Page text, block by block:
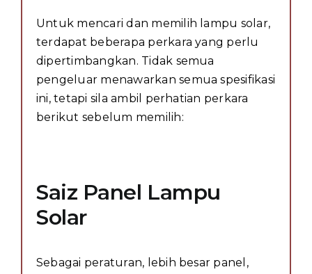
Untuk mencari dan memilih lampu solar,
terdapat beberapa perkara yang perlu
dipertimbangkan. Tidak semua
pengeluar menawarkan semua spesifikasi
ini, tetapi sila ambil perhatian perkara
berikut sebelum memilih:
Saiz Panel Lampu
Solar
Sebagai peraturan, lebih besar panel,